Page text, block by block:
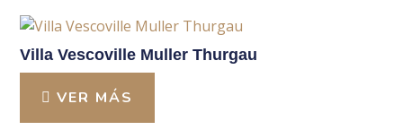
Villa Vescoville Muller Thurgau
VER MÁS